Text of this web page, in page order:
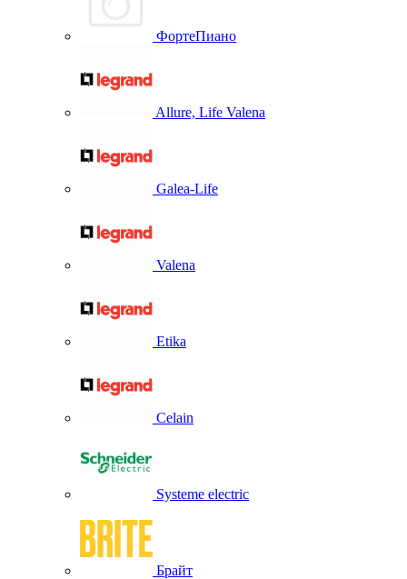
ФортеПиано
Allure, Life Valena
Galea-Life
Valena
Etika
Celain
Systeme electric
Брайт